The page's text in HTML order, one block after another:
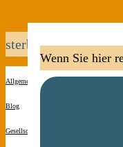
sterben
Allgemein
Blog
Gesellschaft
Wenn Sie hier